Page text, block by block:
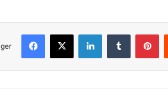
Facebook
X LinkedinTumblr